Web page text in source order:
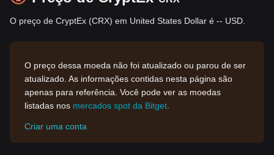
O preço de CryptEx (CRX) em United States Dollar é -- USD.
O preço dessa moeda não foi atualizado ou parou de ser
atualizado. As informações contidas nesta página são
apenas para referência. Você pode ver as moedas
listadas nos mercados spot da Bitget
Criar uma conta